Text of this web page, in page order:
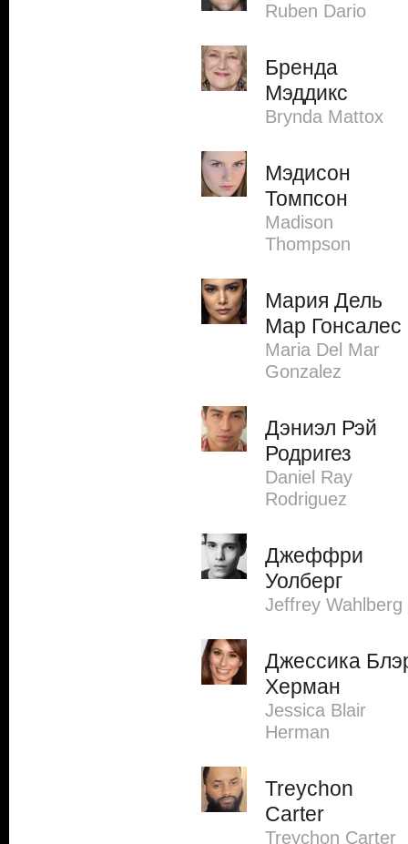
Ruben Dario
Бренда
Мэддикс
Brynda Mattox
Мэдисон
Томпсон
Madison
Thompson
Мария Дель
Мар Гонсалес
Maria Del Mar
Gonzalez
Дэниэл Рэй
Родригез
Daniel Ray
Rodriguez
Джеффри
Уолберг
Jeffrey Wahlberg
Джессика
Херман
Jessica Blair
Herman
Treychon
Carter
Treychon Carter